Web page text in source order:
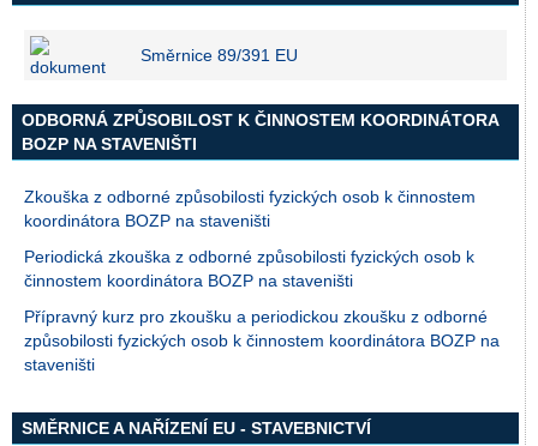
Směrnice 89/391 EU
ODBORNÁ ZPŮSOBILOST K ČINNOSTEM KOORDINÁTORA
BOZP NA STAVENIŠTI
Zkouška z odborné způsobilosti fyzických osob k činnostem
koordinátora BOZP na staveništi
Periodická zkouška z odborné způsobilosti fyzických osob k
činnostem koordinátora BOZP na staveništi
Přípravný kurz pro zkoušku a periodickou zkoušku z odborné
způsobilosti fyzických osob k činnostem koordinátora BOZP na
staveništi
SMĚRNICE A NAŘÍZENÍ EU - STAVEBNICTVÍ